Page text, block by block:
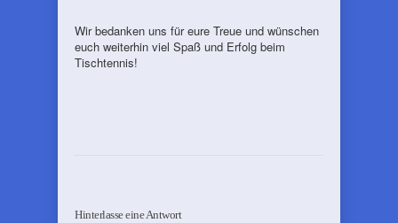
Wir bedanken uns für eure Treue und wünschen
euch weiterhin viel Spaß und Erfolg beim
Tischtennis!
Hinterlasse eine Antwort